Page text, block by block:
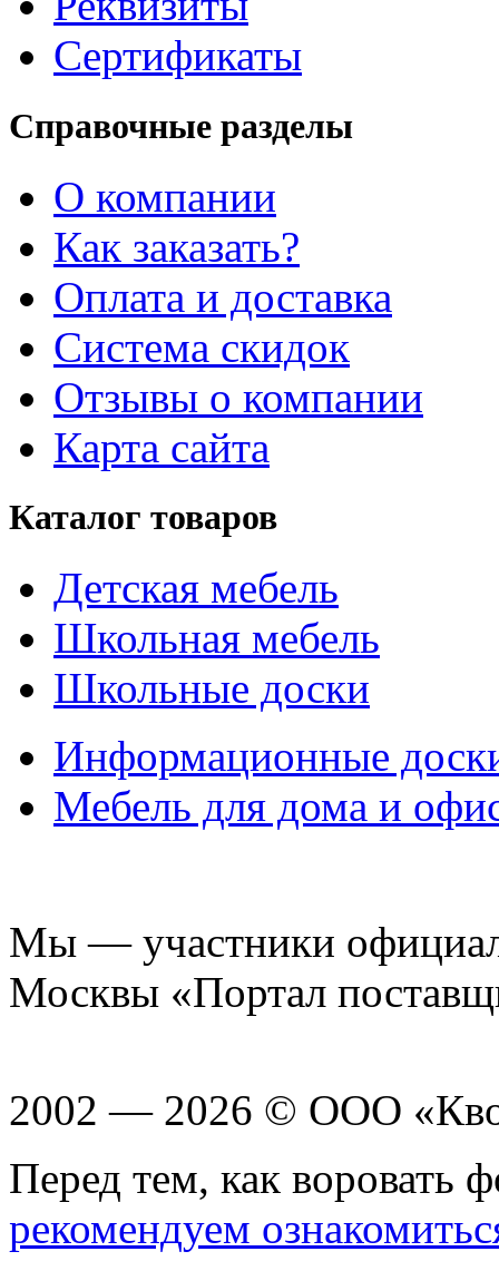
Сертификаты
Справочные разделы
О компании
Как заказать?
Оплата и доставка
Система скидок
Отзывы о компании
Карта сайта
Каталог товаров
Детская мебель
Школьная мебель
Школьные доски
Информационные
Мебель для дома и
Мы — участники
Москвы «Портал
2002 — 2026 © ООО
Перед тем, как воровать
рекомендуем